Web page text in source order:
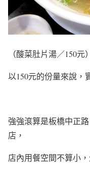
（酸菜肚片湯／150元）
以150元的份量來說，
強強滾算是板橋中正
店，
店內用餐空間不算小